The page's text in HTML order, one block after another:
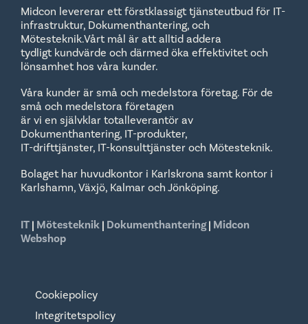
Midcon levererar ett förstklassigt tjänsteutbud för IT-
infrastruktur, Dokumenthantering, och
Mötesteknik.Vårt mål är att alltid addera
tydligt kundvärde och därmed öka effektivitet och
lönsamhet hos våra kunder.
Våra kunder är små och medelstora företag. För de
små och medelstora företagen
är vi en självklar totalleverantör av
Dokumenthantering, IT-produkter,
IT-drifttjänster, IT-konsulttjänster och Mötesteknik.
Bolaget har huvudkontor i Karlskrona samt kontor i
Karlshamn, Växjö, Kalmar och Jönköping.
IT | Mötesteknik | Dokumenthantering| Midcon
Webshop
Cookiepolicy
Integritetspolicy